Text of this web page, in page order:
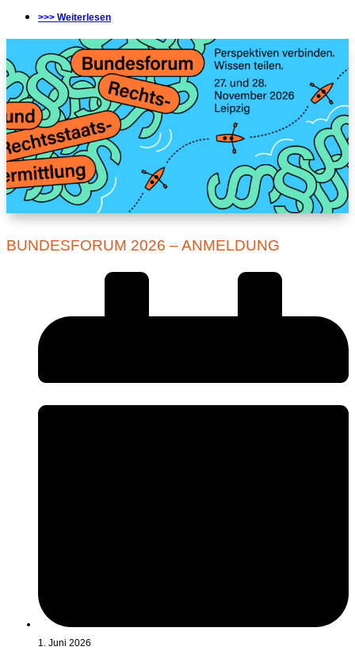
>>> Weiterlesen
BUNDESFORUM 2026 – ANMELDUNG
1. Juni 2026